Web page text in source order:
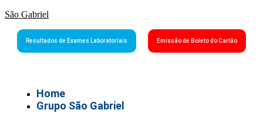
São Gabriel
Resultados de Exames Laboratoriais Emissão de Boleto do Cartão
Home
Grupo São Gabriel